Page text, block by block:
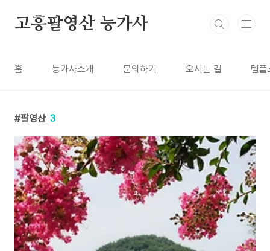
고흥팔영산 능가사
홈 능가사소개 문의하기 오시는 길 템
팔영산 3